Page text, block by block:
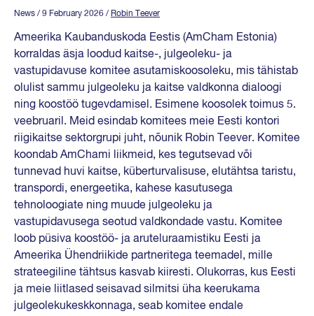
News / 9 February 2026 / Robin Teever
Ameerika Kaubanduskoda Eestis (AmCham Estonia)
korraldas äsja loodud kaitse-, julgeoleku- ja
vastupidavuse komitee asutamiskoosoleku, mis tähistab
olulist sammu julgeoleku ja kaitse valdkonna dialoogi
ning koostöö tugevdamisel. Esimene koosolek toimus 5.
veebruaril. Meid esindab komitees meie Eesti kontori
riigikaitse sektorgrupi juht, nõunik Robin Teever. Komitee
koondab AmChami liikmeid, kes tegutsevad või
tunnevad huvi kaitse, küberturvalisuse, elutähtsa taristu,
transpordi, energeetika, kahese kasutusega
tehnoloogiate ning muude julgeoleku ja
vastupidavusega seotud valdkondade vastu. Komitee
loob püsiva koostöö- ja aruteluraamistiku Eesti ja
Ameerika Ühendriikide partneritega teemadel, mille
strateegiline tähtsus kasvab kiiresti. Olukorras, kus Eesti
ja meie liitlased seisavad silmitsi üha keerukama
julgeolekukeskkonnaga, seab komitee endale